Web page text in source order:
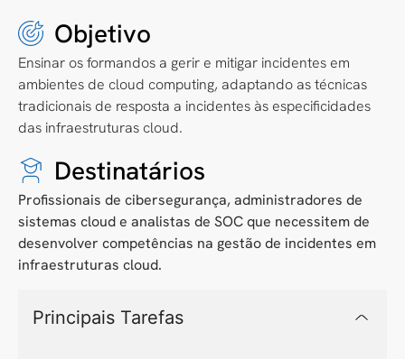
Objetivo
Ensinar os formandos a gerir e mitigar incidentes em
ambientes de cloud computing, adaptando as técnicas
tradicionais de resposta a incidentes às especificidades
das infraestruturas cloud.
Destinatários
Profissionais de cibersegurança, administradores de
sistemas cloud e analistas de SOC que necessitem de
desenvolver competências na gestão de incidentes em
infraestruturas cloud.
Principais Tarefas